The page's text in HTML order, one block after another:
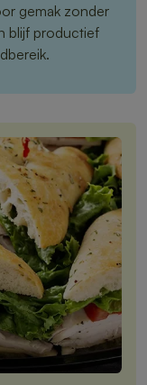
gemak zonder
blijf productief